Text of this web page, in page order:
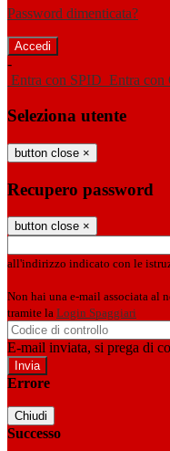
Password dimenticata?
-
Entra con SPID Entra con
Seleziona utente
button close ×
Recupero password
button close ×
all'indirizzo indicato con le
Non hai una e-mail associata al
tramite la Login Spaggiari
E-mail inviata, si prega di
Errore
Chiudi
Successo